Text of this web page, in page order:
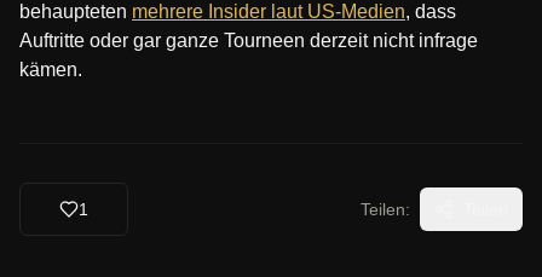
behaupteten mehrere Insider laut US-Medien, dass
Auftritte oder gar ganze Tourneen derzeit nicht infrage
kämen.
1 Teilen: